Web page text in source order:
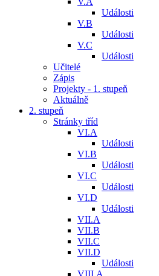
Události
V.B
Události
V.C
Události
Učitelé
Zápis
Projekty - 1. stupeň
Aktuálně
2. stupeň
Stránky tříd
VI.A
Události
VI.B
Události
VI.C
Události
VI.D
Události
VII.A
VII.B
VII.C
VII.D
Události
VIII.A